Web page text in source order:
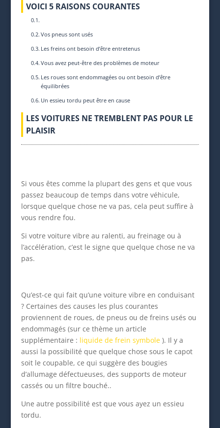
VOICI 5 RAISONS COURANTES
Vos pneus sont usés
Les freins ont besoin d’être entretenus
Vous avez peut-être des problèmes de moteur
Les roues sont endommagées ou ont besoin d’être
équilibrées
Un essieu tordu peut être en cause
LES VOITURES NE TREMBLENT PAS POUR LE
PLAISIR
Si vous êtes comme la plupart des gens et que vous
passez beaucoup de temps dans votre véhicule,
lorsque quelque chose ne va pas, cela peut suffire à
vous rendre fou.
Si votre voiture vibre au ralenti, au freinage ou à
l’accélération, c’est le signe que quelque chose ne va
pas.
Qu’est-ce qui fait qu’une voiture vibre en conduisant
? Certaines des causes les plus courantes
proviennent de roues, de pneus ou de freins usés ou
endommagés (sur ce thème un article
supplémentaire : liquide de frein symbole). Il y a
aussi la possibilité que quelque chose sous le capot
soit le coupable, ce qui suggère des bougies
d’allumage défectueuses, des supports de moteur
cassés ou un filtre bouché..
Une autre possibilité est que vous ayez un essieu
tordu.